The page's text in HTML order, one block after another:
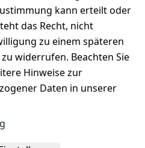
kann erteilt oder
das Recht, nicht
zu einem späteren
widerrufen. Beachten Sie
Hinweise zur
Daten in unserer